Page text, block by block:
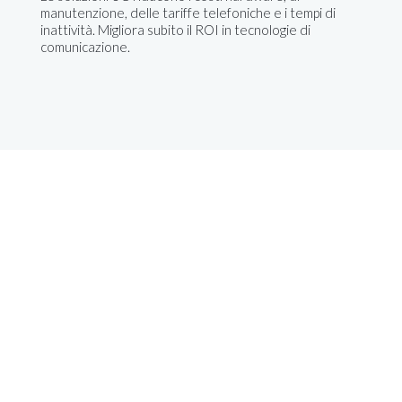
manutenzione, delle tariffe telefoniche e i tempi di
inattività. Migliora subito il ROI in tecnologie di
comunicazione.